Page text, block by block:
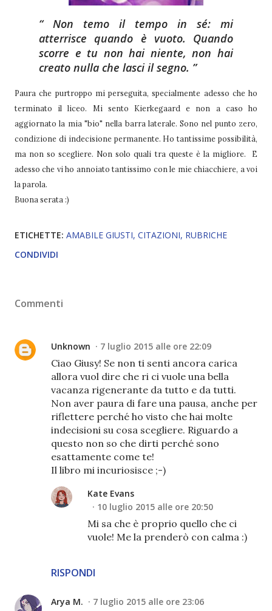
Non temo il tempo in sé: mi
atterrisce quando è vuoto. Quando
scorre e tu non hai niente, non hai
creato nulla che lasci il segno.
Paura che purtroppo mi perseguita, specialmente adesso che ho
terminato il liceo. Mi sento Kierkegaard e non a caso ho
aggiornato la mia "bio" nella barra laterale. Sono nel punto zero,
condizione di indecisione permanente. Ho tantissime possibilità,
ma non so scegliere. Non solo quali tra queste è la migliore. E
adesso che vi ho annoiato tantissimo con le mie chiacchiere, a voi
la parola.
Buona serata :)
ETICHETTE: AMABILE GIUSTI CITAZIONI RUBRICHE
CONDIVIDI
Commenti
Unknown 7 luglio 2015 alle ore 22:09
Ciao Giusy! Se non ti senti ancora carica
allora vuol dire che ri ci vuole una bella
vacanza rigenerante da tutto e da tutti.
Non aver paura di fare una pausa, anche per
riflettere perché ho visto che hai molte
indecisioni su cosa scegliere. Riguardo a
questo non so che dirti perché sono
esattamente come te!
Il libro mi incuriosisce ;-)
RISPONDI
Kate Evans
10 luglio 2015 alle ore 20:50
Mi sa che è proprio quello che ci
vuole! Me la prenderò con calma :)
Arya M. 7 luglio 2015 alle ore 23:06